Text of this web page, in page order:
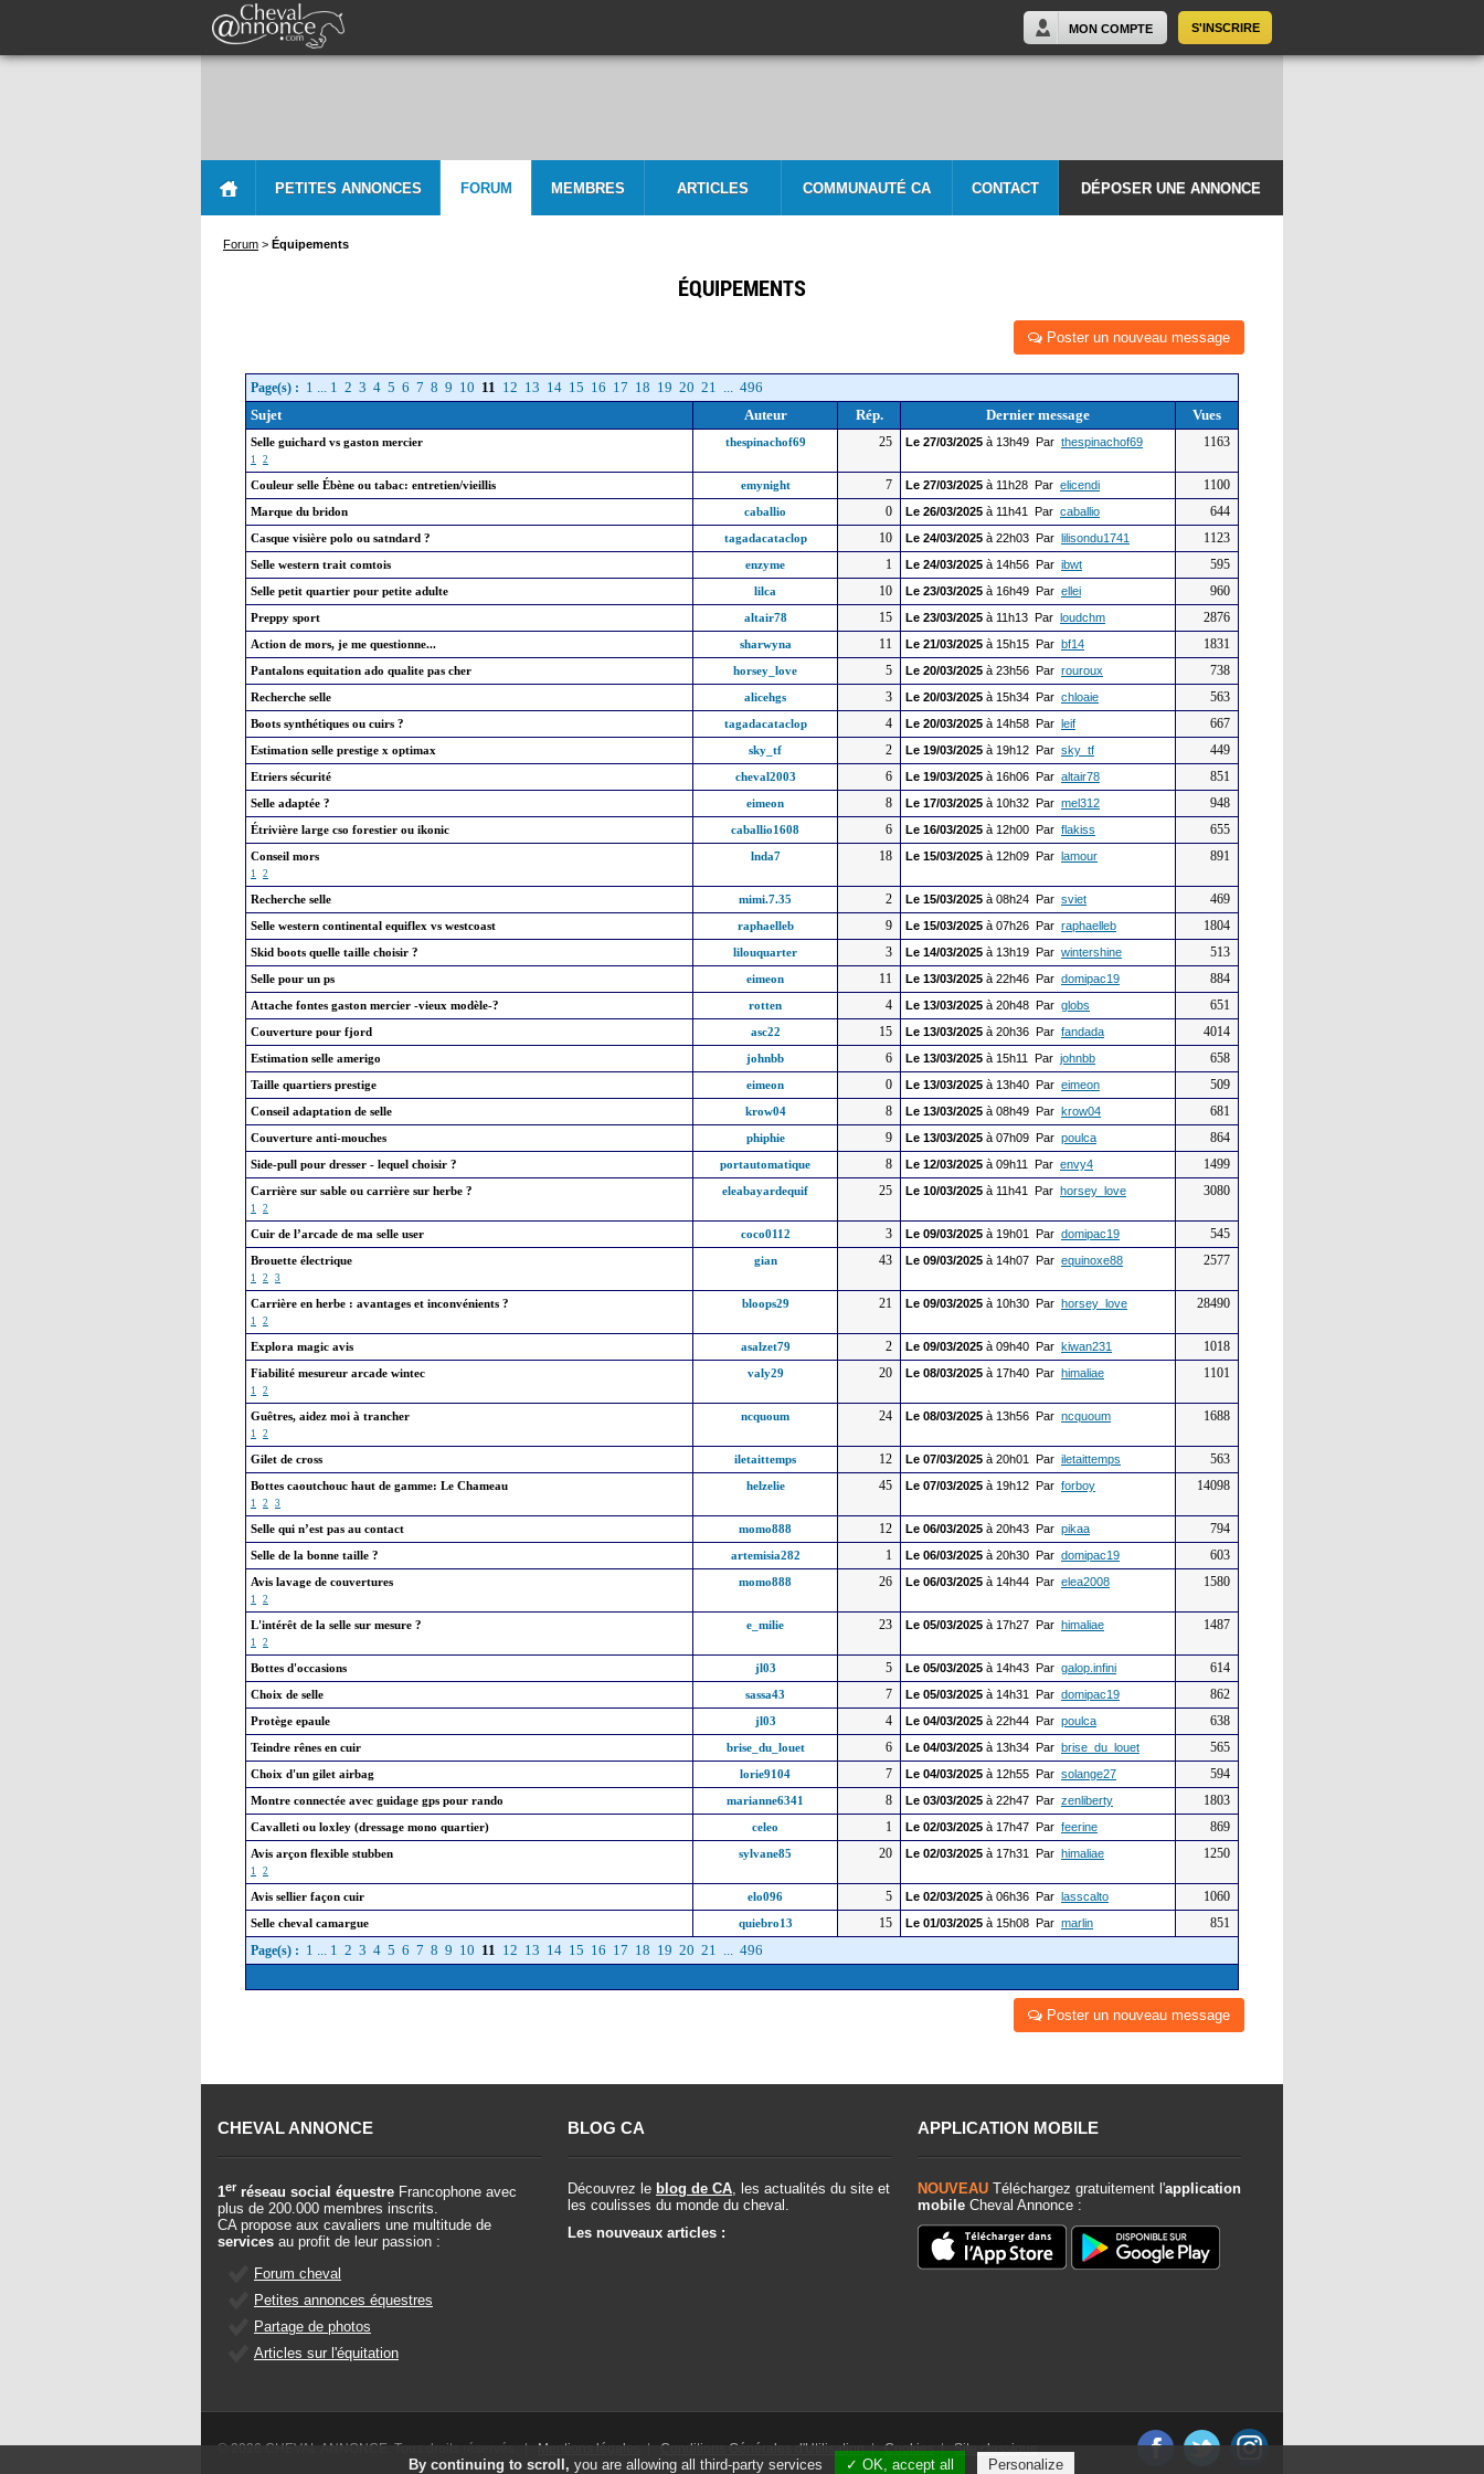
S'INSCRIRE
MON COMPTE
PETITES ANNONCES FORUM MEMBRES ARTICLES COMMUNAUTÉ CA CONTACT DÉPOSER UNE ANNONCE
Forum > Équipements
ÉQUIPEMENTS
Poster un nouveau message
Page(s) : 1 ... 1 2 3 4 5 6 7 8 9 10 11 12 13 14 15 16 17 18 19 20 21 ... 496
Sujet
Auteur Rép. Dernier message Vues
Selle guichard vs gaston mercier
1 2
thespinachof69 25 Le 27/03/2025 à 13h49 Par thespinachof69 1163
Couleur selle Ébène ou tabac: entretien/vieillis emynight 7 Le 27/03/2025 à 11h28 Par elicendi 1100
Marque du bridon caballio 0 Le 26/03/2025 à 11h41 Par caballio 644
Casque visière polo ou satndard ? tagadacataclop 10 Le 24/03/2025 à 22h03 Par lilisondu1741 1123
Selle western trait comtois enzyme 1 Le 24/03/2025 à 14h56 Par ibwt 595
Selle petit quartier pour petite adulte lilca 10 Le 23/03/2025 à 16h49 Par ellei 960
Preppy sport altair78 15 Le 23/03/2025 à 11h13 Par loudchm 2876
Action de mors, je me questionne... sharwyna 11 Le 21/03/2025 à 15h15 Par bf14 1831
Pantalons equitation ado qualite pas cher horsey_love 5 Le 20/03/2025 à 23h56 Par rouroux 738
Recherche selle alicehgs 3 Le 20/03/2025 à 15h34 Par chloaie 563
Boots synthétiques ou cuirs ? tagadacataclop 4 Le 20/03/2025 à 14h58 Par leif 667
Estimation selle prestige x optimax sky_tf 2 Le 19/03/2025 à 19h12 Par sky_tf 449
Etriers sécurité cheval2003 6 Le 19/03/2025 à 16h06 Par altair78 851
Selle adaptée ? eimeon 8 Le 17/03/2025 à 10h32 Par mel312 948
Étrivière large cso forestier ou ikonic caballio1608 6 Le 16/03/2025 à 12h00 Par flakiss 655
Conseil mors
1 2
lnda7 18 Le 15/03/2025 à 12h09 Par lamour 891
Recherche selle mimi.7.35 2 Le 15/03/2025 à 08h24 Par sviet 469
Selle western continental equiflex vs westcoast raphaelleb 9 Le 15/03/2025 à 07h26 Par raphaelleb 1804
Skid boots quelle taille choisir ? lilouquarter 3 Le 14/03/2025 à 13h19 Par wintershine 513
Selle pour un ps eimeon 11 Le 13/03/2025 à 22h46 Par domipac19 884
Attache fontes gaston mercier -vieux modèle-? rotten 4 Le 13/03/2025 à 20h48 Par globs 651
Couverture pour fjord asc22 15 Le 13/03/2025 à 20h36 Par fandada 4014
Estimation selle amerigo johnbb 6 Le 13/03/2025 à 15h11 Par johnbb 658
Taille quartiers prestige eimeon 0 Le 13/03/2025 à 13h40 Par eimeon 509
Conseil adaptation de selle krow04 8 Le 13/03/2025 à 08h49 Par krow04 681
Couverture anti-mouches phiphie 9 Le 13/03/2025 à 07h09 Par poulca 864
Side-pull pour dresser - lequel choisir ? portautomatique 8 Le 12/03/2025 à 09h11 Par envy4 1499
Carrière sur sable ou carrière sur herbe ?
1 2
eleabayardequif 25 Le 10/03/2025 à 11h41 Par horsey_love 3080
Cuir de l’arcade de ma selle user coco0112 3 Le 09/03/2025 à 19h01 Par domipac19 545
Brouette électrique
1 2 3
gian 43 Le 09/03/2025 à 14h07 Par equinoxe88 2577
Carrière en herbe : avantages et inconvénients ?
1 2
bloops29 21 Le 09/03/2025 à 10h30 Par horsey_love 28490
Explora magic avis asalzet79 2 Le 09/03/2025 à 09h40 Par kiwan231 1018
Fiabilité mesureur arcade wintec
1 2
valy29 20 Le 08/03/2025 à 17h40 Par himaliae 1101
Guêtres, aidez moi à trancher
1 2
ncquoum 24 Le 08/03/2025 à 13h56 Par ncquoum 1688
Gilet de cross iletaittemps 12 Le 07/03/2025 à 20h01 Par iletaittemps 563
Bottes caoutchouc haut de gamme: Le Chameau
1 2 3
helzelie 45 Le 07/03/2025 à 19h12 Par forboy 14098
Selle qui n’est pas au contact momo888 12 Le 06/03/2025 à 20h43 Par pikaa 794
Selle de la bonne taille ? artemisia282 1 Le 06/03/2025 à 20h30 Par domipac19 603
Avis lavage de couvertures
1 2
momo888 26 Le 06/03/2025 à 14h44 Par elea2008 1580
L'intérêt de la selle sur mesure ?
1 2
e_milie 23 Le 05/03/2025 à 17h27 Par himaliae 1487
Bottes d'occasions jl03 5 Le 05/03/2025 à 14h43 Par galop.infini 614
Choix de selle sassa43 7 Le 05/03/2025 à 14h31 Par domipac19 862
Protège epaule jl03 4 Le 04/03/2025 à 22h44 Par poulca 638
Teindre rênes en cuir brise_du_louet 6 Le 04/03/2025 à 13h34 Par brise_du_louet 565
Choix d'un gilet airbag lorie9104 7 Le 04/03/2025 à 12h55 Par solange27 594
Montre connectée avec guidage gps pour rando marianne6341 8 Le 03/03/2025 à 22h47 Par zenliberty 1803
Cavalleti ou loxley (dressage mono quartier) celeo 1 Le 02/03/2025 à 17h47 Par feerine 869
Avis arçon flexible stubben
1 2
sylvane85 20 Le 02/03/2025 à 17h31 Par himaliae 1250
Avis sellier façon cuir elo096 5 Le 02/03/2025 à 06h36 Par lasscalto 1060
Selle cheval camargue quiebro13 15 Le 01/03/2025 à 15h08 Par marlin
851
Page(s) : 1 ... 1 2 3 4 5 6 7 8 9 10 11 12 13 14 15 16 17 18 19 20 21 ... 496
Poster un nouveau message
CHEVAL ANNONCE
1er réseau social équestre Francophone avec
plus de 200.000 membres inscrits.
CA propose aux cavaliers une multitude de
services au profit de leur passion :
Forum cheval
Petites annonces équestres
Partage de photos
Articles sur l'équitation
BLOG CA
Découvrez le blog de CA, les actualités du site et
les coulisses du monde du cheval.
Les nouveaux articles :
APPLICATION MOBILE
NOUVEAU Téléchargez gratuitement l'application
mobile Cheval Annonce :
© 2026 CHEVAL ANNONCE. Tous droits réservés. | Mentions légales | Conditions Générales d'Utilisation|Cookies|Site classique
By continuing to scroll, you are allowing all third-party services ✓ OK, accept all Personalize